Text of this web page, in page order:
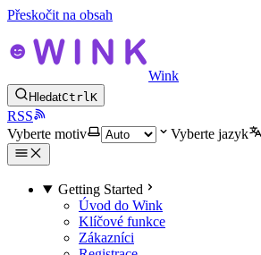
Přeskočit na obsah
Wink
HledatCtrlK
RSS
Vyberte motiv
Vyberte jazyk
Getting Started
Úvod do Wink
Klíčové funkce
Zákazníci